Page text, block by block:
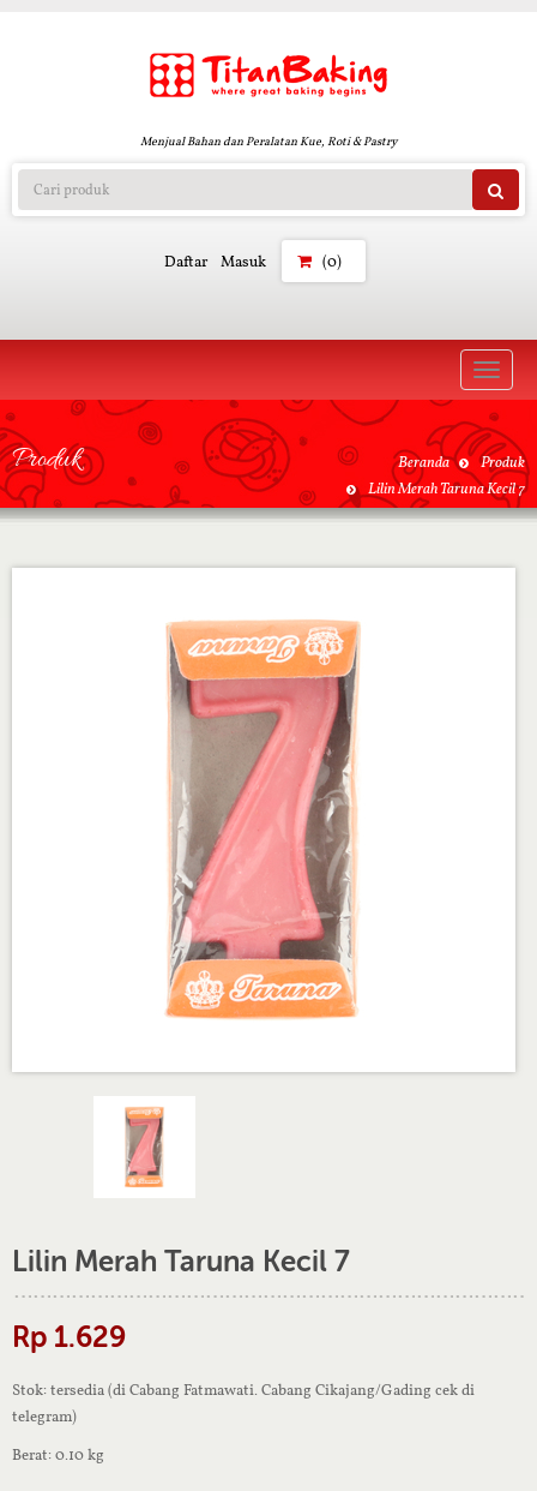
Menjual Bahan dan Peralatan Kue, Roti & Pastry
Daftar Masuk (0)
Toggle
Produk Beranda
Produk
Lilin Merah Taruna Kecil 7
Lilin Merah Taruna Kecil 7
Rp 1.629
Stok: tersedia (di Cabang Fatmawati. Cabang Cikajang/Gading cek di
telegram)
Berat: 0.10 kg